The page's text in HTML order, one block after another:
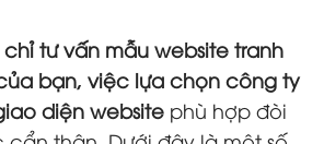
tư vấn mẫu website tranh
bạn, việc lựa chọn công ty
diện website phù hợp đòi